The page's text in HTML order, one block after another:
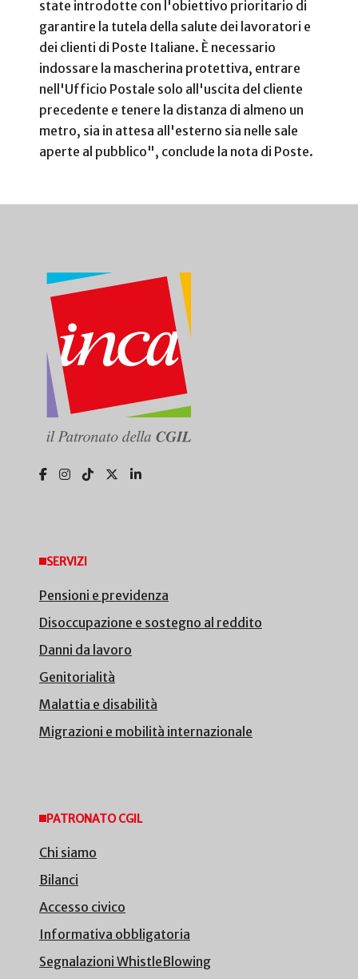
state introdotte con l'obiettivo prioritario di
garantire la tutela della salute dei lavoratori e
dei clienti di Poste Italiane. È necessario
indossare la mascherina protettiva, entrare
nell'Ufficio Postale solo all'uscita del cliente
precedente e tenere la distanza di almeno un
metro, sia in attesa all'esterno sia nelle sale
aperte al pubblico", conclude la nota di Poste.
SERVIZI
Pensioni e previdenza
Disoccupazione e sostegno al reddito
Danni da lavoro
Genitorialità
Malattia e disabilità
Migrazioni e mobilità internazionale
PATRONATO CGIL
Chi siamo
Bilanci
Accesso civico
Informativa obbligatoria
Segnalazioni WhistleBlowing